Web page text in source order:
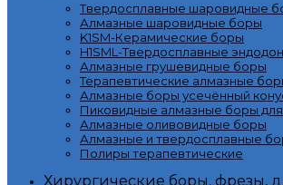
Твердосплавные шаровидные
Алмазные шаровидные боры
K1SM-Керамические боры
H1SML-Твердосплавные
Алмазные грушевидные боры
Терапевтические алмазные
Алмазные боры усечённый
Пиковидные алмазные боры
Алмазные оливовидные боры
Алмазные и твердосплавные
Полиры терапевтические
Хирургические боры, фрезы,